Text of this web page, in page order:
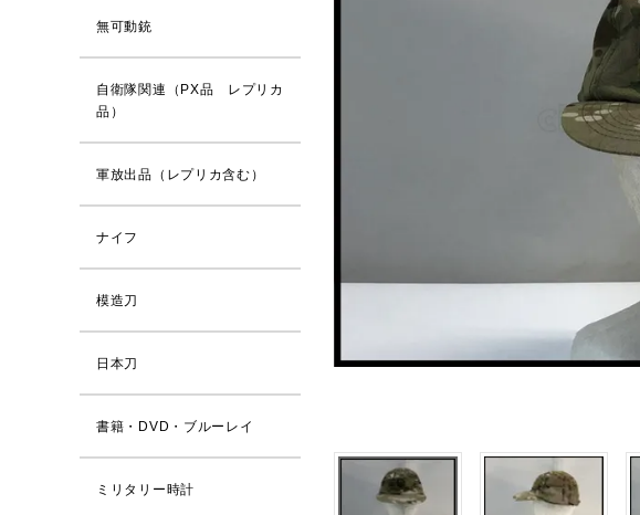
無可動銃
自衛隊関連（PX品 レプリカ
品）
軍放出品（レプリカ含む）
ナイフ
模造刀
日本刀
書籍・DVD・ブルーレイ
ミリタリー時計